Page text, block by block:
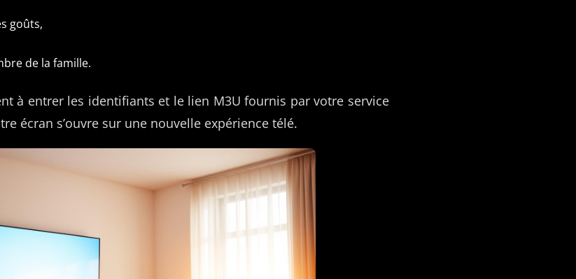
goûts,
de la famille.
à entrer les identifiants et le lien M3U fournis par votre service
écran s’ouvre sur une nouvelle expérience télé.